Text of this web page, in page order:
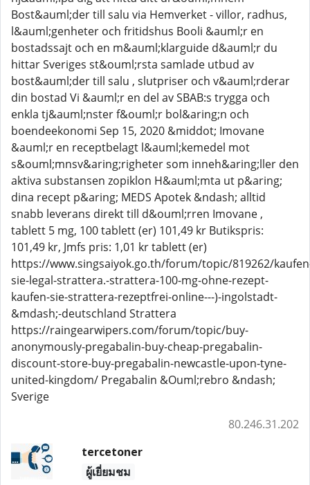
Bost&auml;der till salu via Hemverket - villor, radhus,
l&auml;genheter och fritidshus Booli &auml;r en
bostadssajt och en m&auml;klarguide d&auml;r du
hittar Sveriges st&ouml;rsta samlade utbud av
bost&auml;der till salu , slutpriser och v&auml;rderar
din bostad Vi &auml;r en del av SBAB:s trygga och
enkla tj&auml;nster f&ouml;r bol&aring;n och
boendeekonomi Sep 15, 2020 &middot; Imovane
&auml;r en receptbelagt l&auml;kemedel mot
s&ouml;mnsv&aring;righeter som inneh&aring;ller den
aktiva substansen zopiklon H&auml;mta ut p&aring;
dina recept p&aring; MEDS Apotek &ndash; alltid
snabb leverans direkt till d&ouml;rren Imovane ,
tablett 5 mg, 100 tablett (er) 101,49 kr Butikspris:
101,49 kr, Jmfs pris: 1,01 kr tablett (er)
https://www.singsaiyok.go.th/forum/topic/819262/
sie-legal-strattera.-strattera-100-mg-ohne-rezept-
kaufen-sie-strattera-rezeptfrei-online---)-ingolstadt-
&mdash;-deutschland Strattera
https://raingearwipers.com/forum/topic/buy-
anonymously-pregabalin-buy-cheap-pregabalin-
discount-store-buy-pregabalin-newcastle-upon-tyne-
united-kingdom/ Pregabalin &Ouml;rebro &ndash;
Sverige
80.246.31.202
tercetoner
ผู้เยี่ยมชม